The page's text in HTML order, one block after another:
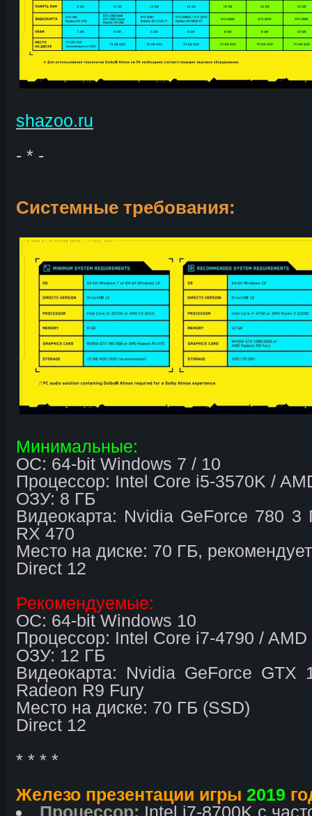
shazoo.ru
- * -
Системные требования:
Минимальные:
ОС: 64-bit Windows 7 / 10
Процессор: Intel Core i5-3570K /
ОЗУ: 8 ГБ
Видеокарта: Nvidia GeForce 780
RX 470
Место на диске: 70 ГБ,
Direct 12
Рекомендуемые:
ОС: 64-bit Windows 10
Процессор: Intel Core i7-4790 /
ОЗУ: 12 ГБ
Видеокарта: Nvidia GeForce
Radeon R9 Fury
Место на диске: 70 ГБ (SSD)
Direct 12
* * * *
Железо презентации игры 2019
Процессор: Intel i7-8700K с